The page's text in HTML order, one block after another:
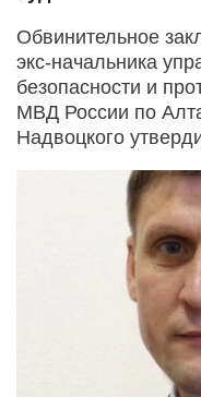
Обвинительное
экс-начальника
безопасности и
МВД России по
Надвоцкого